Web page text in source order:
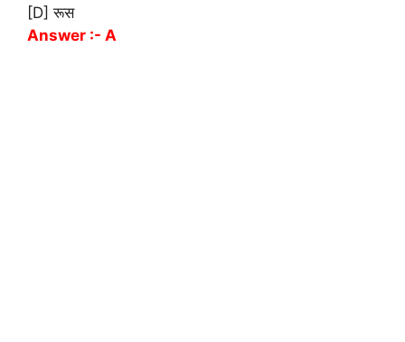
[D] रूस
Answer :- A